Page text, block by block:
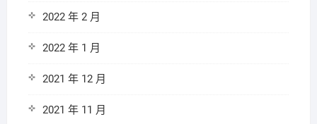
2022 年 2 月
2022 年 1 月
2021 年 12 月
2021 年 11 月